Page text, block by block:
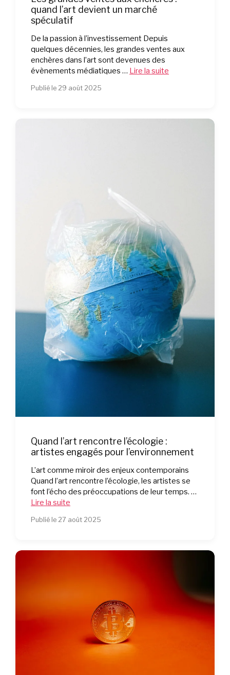
quand l’art devient un marché
spéculatif
De la passion à l’investissement Depuis
quelques décennies, les grandes ventes aux
enchères dans l’art sont devenues des
évènements médiatiques … Lire la suite
Publié le 29 août 2025
Quand l’art rencontre l’écologie :
artistes engagés pour l’environnement
L’art comme miroir des enjeux contemporains
Quand l’art rencontre l’écologie, les artistes se
font l’écho des préoccupations de leur temps. …
Lire la suite
Publié le 27 août 2025